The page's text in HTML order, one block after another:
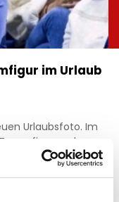
im Urlaub
Urlaubsfoto. Im
und